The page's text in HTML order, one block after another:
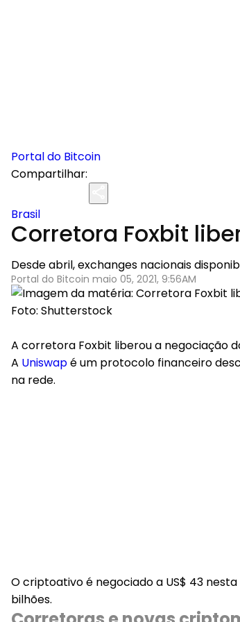
Portal do Bitcoin
Compartilhar:
Brasil
Corretora Foxbit
Desde abril, exchanges nacionais
Portal do Bitcoin maio 05, 2021, 9:56AM
Foto: Shutterstock
A corretora Foxbit liberou a negociação
A Uniswapé um protocolo financeiro
na rede.
O criptoativo é negociado a US$ 43
bilhões.